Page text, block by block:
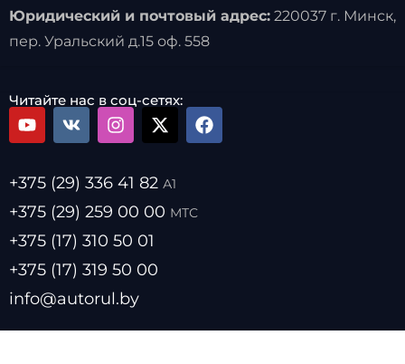
Юридический и почтовый адрес:220037 г. Минск,
пер. Уральский д.15 оф. 558
Читайте нас в соц-сетях:
+375 (29) 336 41 82 А1
+375 (29) 259 00 00 МТС
+375 (17) 310 50 01
+375 (17) 319 50 00
info@autorul.by